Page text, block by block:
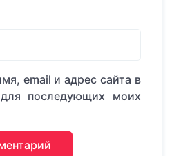
email и адрес сайта в
последующих моих